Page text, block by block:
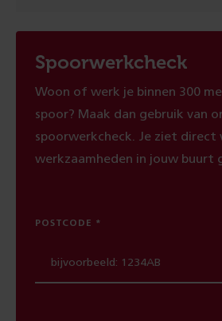
Spoorwerkcheck
Woon of werk je binnen 300
spoor? Maak dan gebruik van
spoorwerkcheck. Je ziet direct
werkzaamheden in jouw buurt
POSTCODE